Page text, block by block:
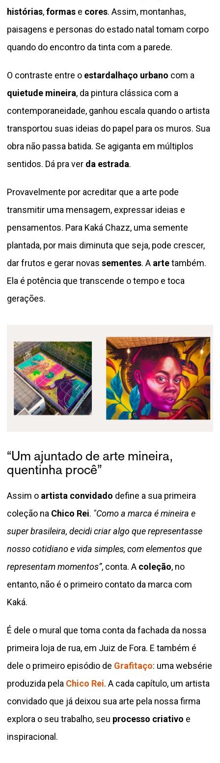
histórias,formas e cores. Assim, montanhas,
paisagens e personas do estado natal tomam corpo
quando do encontro da tinta com a parede.
O contraste entre o estardalhaço urbano com a
quietude mineira, da pintura clássica com a
contemporaneidade, ganhou escala quando o artista
transportou suas ideias do papel para os muros. Sua
obra não passa batida. Se agiganta em múltiplos
sentidos. Dá pra ver da estrada.
Provavelmente por acreditar que a arte pode
transmitir uma mensagem, expressar ideias e
pensamentos. Para Kaká Chazz, uma semente
plantada, por mais diminuta que seja, pode crescer,
dar frutos e gerar novas sementes. A artetambém.
Ela é potência que transcende o tempo e toca
gerações.
“Um ajuntado de arte mineira,
quentinha procê”
Assim o artista convidado define a sua primeira
coleção na Chico Rei. "Como a marca é mineira e
super brasileira, decidi criar algo que representasse
nosso cotidiano e vida simples, com elementos que
representam momentos”, conta. A coleção, no
entanto, não é o primeiro contato da marca com
Kaká.
É dele o mural que toma conta da fachada da nossa
primeira loja de rua, em Juiz de Fora. E também é
dele o primeiro episódio de Grafitaço: uma websérie
produzida pela Chico Rei. A cada capítulo, um artista
convidado que já deixou sua arte pela nossa firma
explora o seu trabalho, seu processo criativo e
inspiracional.